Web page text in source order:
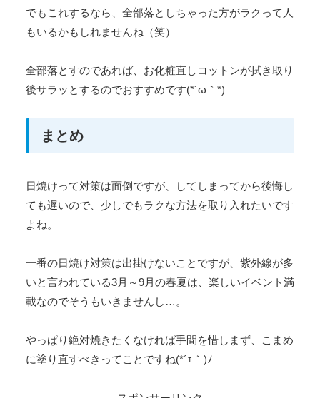
でもこれするなら、全部落としちゃった方がラクって人
もいるかもしれませんね（笑）
全部落とすのであれば、お化粧直しコットンが拭き取り
後サラッとするのでおすすめです(*´ω｀*)
まとめ
日焼けって対策は面倒ですが、してしまってから後悔し
ても遅いので、少しでもラクな方法を取り入れたいです
よね。
一番の日焼け対策は出掛けないことですが、紫外線が多
いと言われている3月～9月の春夏は、楽しいイベント満
載なのでそうもいきませんし…。
やっぱり絶対焼きたくなければ手間を惜しまず、こまめ
に塗り直すべきってことですね(*´ｪ｀)ﾉ